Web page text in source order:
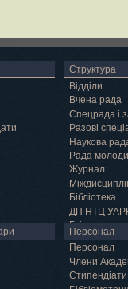
Структура
Відділи
Вчена рада
Спецрада і
Разові
Наукова
Рада
Журнал
Бібліотека
ДП НТЦ
Грід
Персонал
Персонал
Члени
Cтипендіати